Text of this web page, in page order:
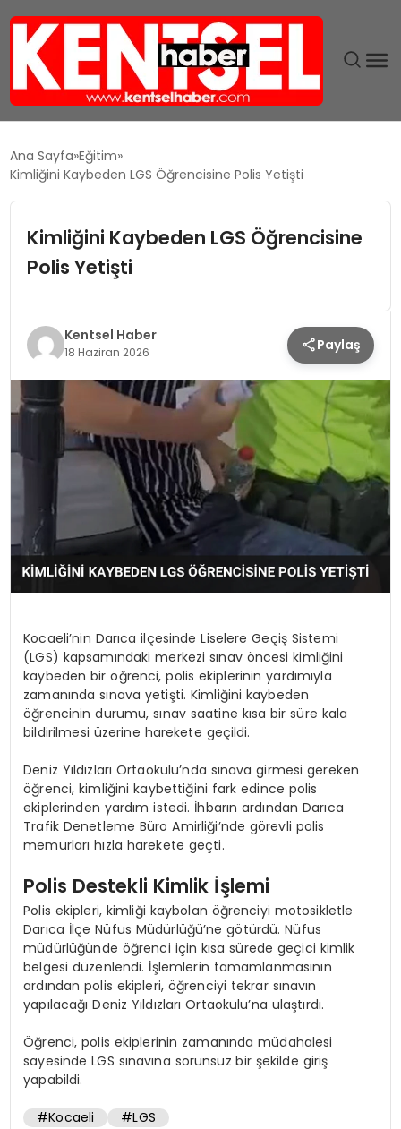
EKONOMI
TEKNOLOJI
MAGAZIN
KÜLTÜR & SANAT
SAĞLIK
Ana Sayfa Eğitim
Kimliğini Kaybeden LGS Öğrencisine Polis Yetişti
Kimliğini Kaybeden LGS Öğrencisine
Polis Yetişti
Kentsel Haber
18 Haziran 2026 Paylaş
Kocaeli’nin Darıca ilçesinde Liselere Geçiş Sistemi
(LGS) kapsamındaki merkezi sınav öncesi kimliğini
kaybeden bir öğrenci, polis ekiplerinin yardımıyla
zamanında sınava yetişti. Kimliğini kaybeden
öğrencinin durumu, sınav saatine kısa bir süre kala
bildirilmesi üzerine harekete geçildi.
Deniz Yıldızları Ortaokulu’nda sınava girmesi gereken
öğrenci, kimliğini kaybettiğini fark edince polis
ekiplerinden yardım istedi. İhbarın ardından Darıca
Trafik Denetleme Büro Amirliği’nde görevli polis
memurları hızla harekete geçti.
Polis Destekli Kimlik İşlemi
Polis ekipleri, kimliği kaybolan öğrenciyi motosikletle
Darıca İlçe Nüfus Müdürlüğü’ne götürdü. Nüfus
müdürlüğünde öğrenci için kısa sürede geçici kimlik
belgesi düzenlendi. İşlemlerin tamamlanmasının
ardından polis ekipleri, öğrenciyi tekrar sınavın
yapılacağı Deniz Yıldızları Ortaokulu’na ulaştırdı.
Öğrenci, polis ekiplerinin zamanında müdahalesi
sayesinde LGS sınavına sorunsuz bir şekilde giriş
yapabildi.
#Kocaeli #LGS